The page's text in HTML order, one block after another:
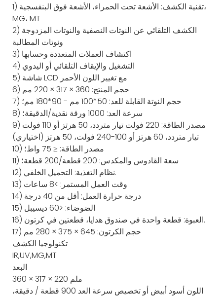
1) تقنية الكشف: الأشعة تحت الحمراء، الأشعة فوق البنفسجية،
MG، MT
2) الكشف التلقائي عن النوتات النصفية والنوتات المزدوجة
ونوتات المطالبة
3) اكتشاف العملات المتعددة وحسابها
4) التشغيل والإيقاف التلقائي أو اليدوي
5) شاشة LCD مع تغيير اللون الأحمر
6) حجم المنتج: 360 × 317 × 220 مم
7) حجم النوتة القابلة للعد: 50*100 مم - 90*180 مم؛
8) سرعة العد: 1000 ورقة نقدية/الدقيقة؛
9) مصدر الطاقة: 220 فولت تيار متردد، 50 هرتز أو 110 فولت
تيار متردد، 60 هرتز أو 100-240 فولت، 50 هرتز (اختياري)
10) مصدر الطاقة: ≤ 75 واط؛
11) سعة القادوس والمكدس: 200 قطعة/200 قطعة؛
12) نظام التغذية: التحميل الخلفي.
13) وقت العمل المستمر: >8 ساعات
14) درجة حرارة العمل: أقل من 40 درجة
15) الضوضاء: <60 ديسيبل
16) العبوة: قطعة واحدة في صندوق هدايا، قطعتين في كرتون.
17) حجم الكرتون: 645 × 375 × 280 مم
تكنولوجيا الكشف
IR,UV,MG,MT
البعد
360 × 317 × 220 ملم
اللون أسود أبيض أو تخصيص سرعة العد
900 قطعة / دقيقة،